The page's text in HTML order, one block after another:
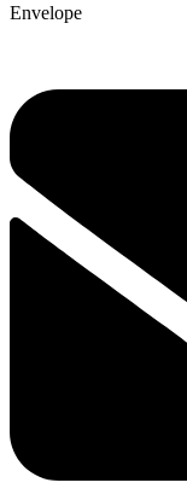
Envelope